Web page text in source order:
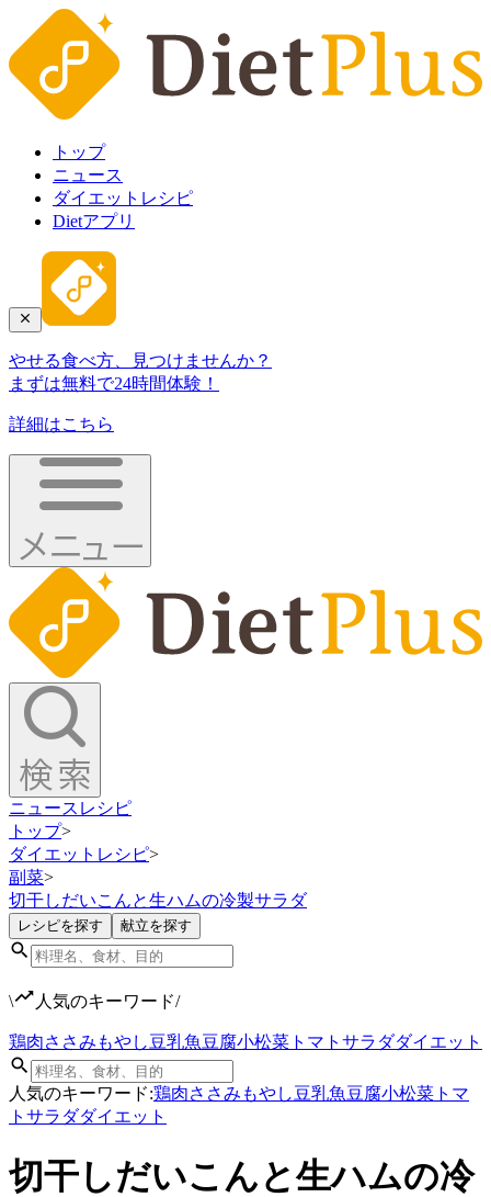
トップ
ニュース
ダイエットレシピ
Dietアプリ
やせる食べ方、見つけませんか？
まずは無料で24時間体験！
詳細はこちら
ニュース レシピ
トップ>
ダイエットレシピ>
副菜>
切干しだいこんと生ハムの冷製サラダ
レシピを探す 献立を探す
\ 人気のキーワード/
鶏肉ささみ もやし豆乳魚豆腐小松菜 トマト サラダダイエット
人気のキーワード:鶏肉ささみ もやし豆乳魚豆腐小松菜 トマ
ト サラダダイエット
切干しだいこんと生ハムの冷